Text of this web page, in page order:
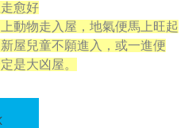
愈好
動物走入屋，地氣便馬上旺起
屋兒童不願進入，或一進便
是大凶屋。